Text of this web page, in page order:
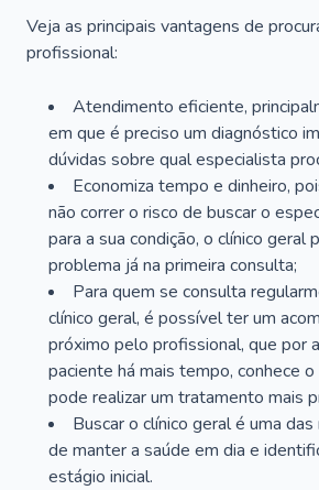
Veja as principais vantagens de
profissional:
Atendimento eficiente,
em que é preciso um diagnóstico
dúvidas sobre qual especialista
Economiza tempo e dinheiro,
não correr o risco de buscar o
para a sua condição, o clínico geral
problema já na primeira consulta;
Para quem se consulta
clínico geral, é possível ter um
próximo pelo profissional, que por
paciente há mais tempo, conhece
pode realizar um tratamento mais
Buscar o clínico geral é uma
de manter a saúde em dia e
estágio inicial.